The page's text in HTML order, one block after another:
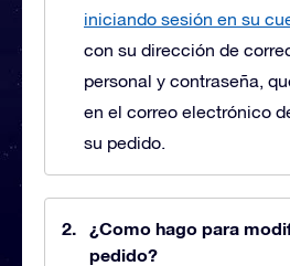
iniciando sesión en su
con su dirección de
personal y contraseña,
en el correo electrónico
su pedido.
¿Como hago para
pedido?